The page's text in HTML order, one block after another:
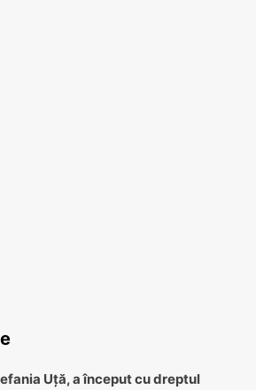
Uță, a început cu dreptul